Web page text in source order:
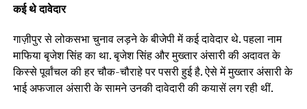
कई थे दावेदार
गाज़ीपुर से लोकसभा चुनाव लड़ने के बीजेपी में कई दावेदार थे. पहला नाम
माफिया बृजेश सिंह का था. बृजेश सिंह और मुख्तार अंसारी की अदावत के
किस्से पूर्वांचल की हर चौक-चौराहे पर पसरी हुई है. ऐसे में मुख्तार अंसारी के
भाई अफजाल अंसारी के सामने उनकी दावेदारी की कयासें लग रही थीं.